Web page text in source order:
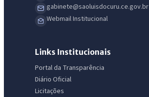
gabinete@saoluisdocuru.ce.gov.br
Webmail Institucional
Links Institucionais
Portal da Transparência
Diário Oficial
Licitações